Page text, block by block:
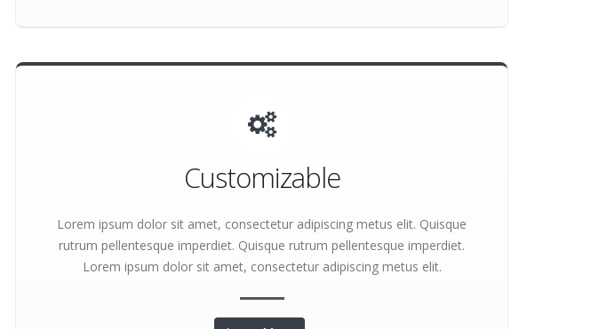
Customizable
Lorem ipsum dolor sit amet, consectetur adipiscing metus elit. Quisque
rutrum pellentesque imperdiet. Quisque rutrum pellentesque imperdiet.
Lorem ipsum dolor sit amet, consectetur adipiscing metus elit.